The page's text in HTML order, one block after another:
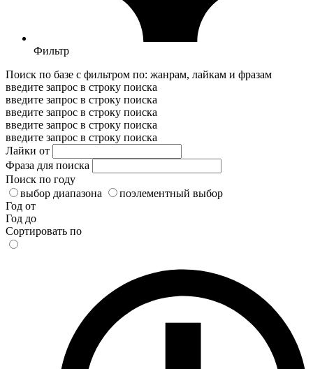
Фильтр
Поиск по базе с фильтром по: жанрам, лайкам и фразам
введите запрос в строку поиска
введите запрос в строку поиска
введите запрос в строку поиска
введите запрос в строку поиска
введите запрос в строку поиска
Лайки от
Фраза для поиска
Поиск по году
выбор диапазона
поэлементный выбор
Год от
Год до
Сортировать по